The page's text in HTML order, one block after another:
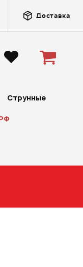
Доставка
Струнные